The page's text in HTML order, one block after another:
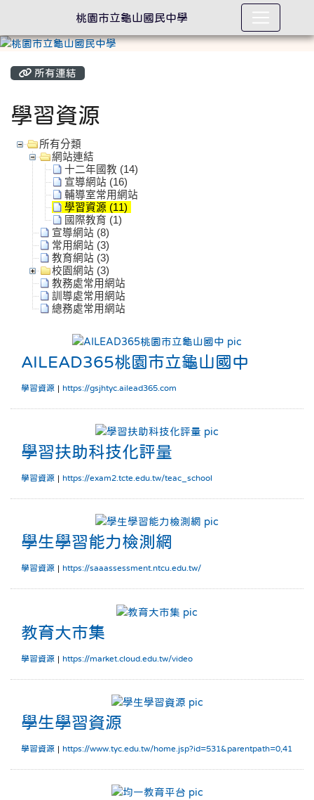
所有連結
學習資源
所有分類
網站連結
十二年國教 (14)
宣導網站 (16)
輔導室常用網站
學習資源 (11)
國際教育 (1)
宣導網站 (8)
常用網站 (3)
教育網站 (3)
校園網站 (3)
教務處常用網站
訓導處常用網站
總務處常用網站
AILEAD365桃園市立龜山國中
學習資源 | https://gsjhtyc.ailead365.com
學習扶助科技化評量
學習資源 | https://exam2.tcte.edu.tw/teac_school
學生學習能力檢測網
學習資源 | https://saaassessment.ntcu.edu.tw/
教育大市集
學習資源 | https://market.cloud.edu.tw/video
學生學習資源
學生學習資源
學習資源 | https://www.tyc.edu.tw/home.jsp?id=531&parentpath=0,41
均一教育平台
桃園市立龜山國民中學